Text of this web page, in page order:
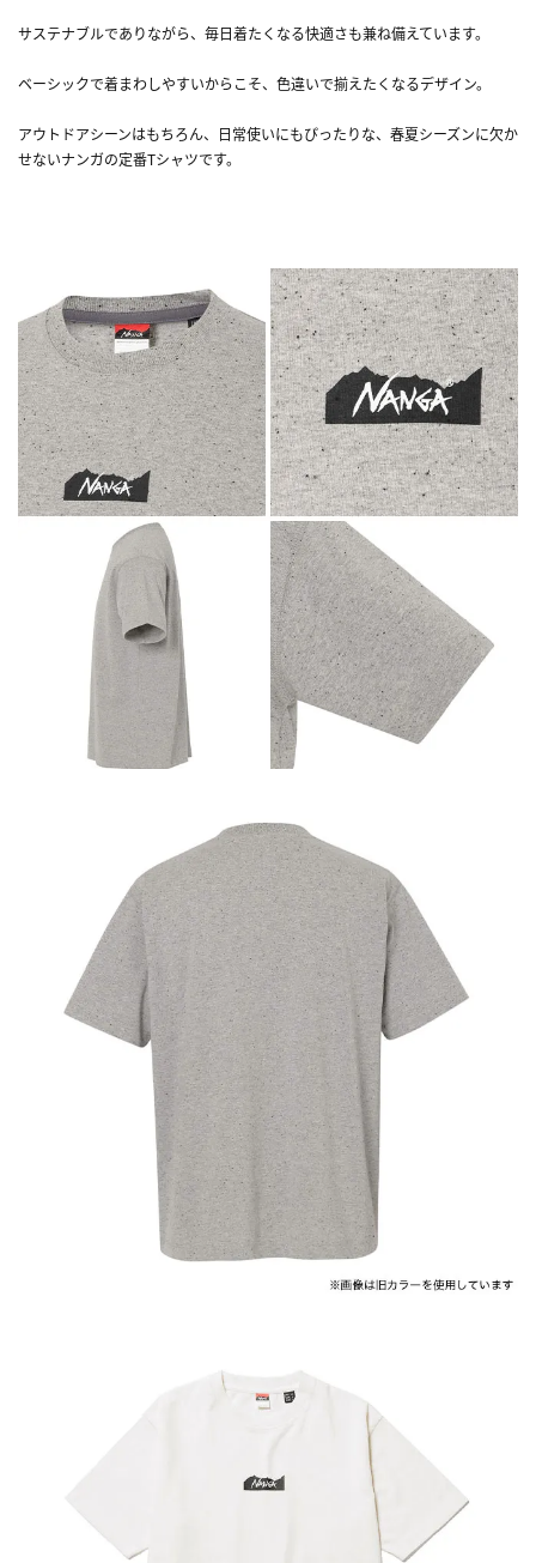
サステナブルでありながら、毎日着たくなる快適さも兼ね備えています。
ベーシックで着まわしやすいからこそ、色違いで揃えたくなるデザイン。
アウトドアシーンはもちろん、日常使いにもぴったりな、春夏シーズンに欠か
せないナンガの定番Tシャツです。